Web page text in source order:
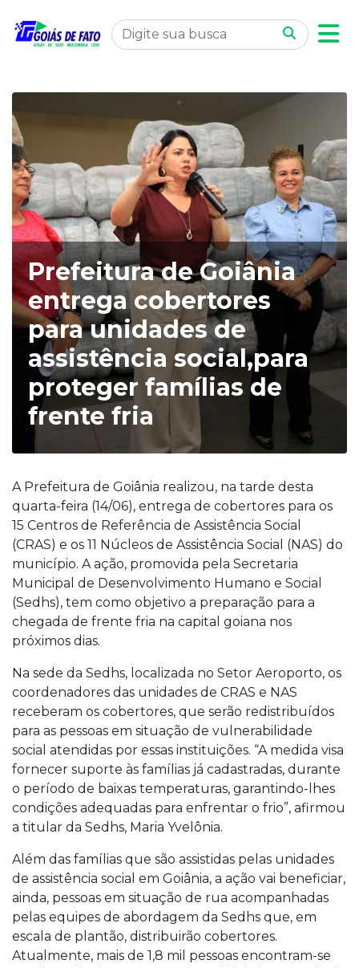
Prefeitura de Goiânia
entrega cobertores
para unidades de
assistência social,para
proteger famílias de
frente fria
A Prefeitura de Goiânia realizou, na tarde desta
quarta-feira (14/06), entrega de cobertores para os
15 Centros de Referência de Assistência Social
(CRAS) e os 11 Núcleos de Assistência Social (NAS) do
município. A ação, promovida pela Secretaria
Municipal de Desenvolvimento Humano e Social
(Sedhs), tem como objetivo a preparação para a
chegada de frente fria na capital goiana nos
próximos dias.
Na sede da Sedhs, localizada no Setor Aeroporto, os
coordenadores das unidades de CRAS e NAS
receberam os cobertores, que serão redistribuídos
para as pessoas em situação de vulnerabilidade
social atendidas por essas instituições. “A medida visa
fornecer suporte às famílias já cadastradas, durante
o período de baixas temperaturas, garantindo-lhes
condições adequadas para enfrentar o frio”, afirmou
a titular da Sedhs, Maria Yvelônia.
Além das famílias que são assistidas pelas unidades
de assistência social em Goiânia, a ação vai beneficiar,
ainda, pessoas em situação de rua acompanhadas
pelas equipes de abordagem da Sedhs que, em
escala de plantão, distribuirão cobertores.
Atualmente, mais de 1,8 mil pessoas encontram-se